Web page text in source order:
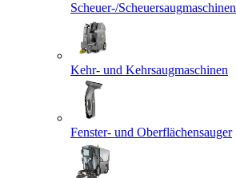
Scheuer-/Scheuersaugmaschinen
Kehr- und Kehrsaugmaschinen
Fenster- und Oberflächensauger